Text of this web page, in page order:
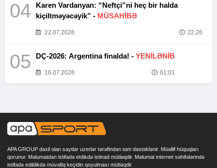
04
Karen Vardanyan: “Neftçi”ni heç bir halda
kiçiltməyəcəyik” - MÜSAHİBƏ
22.07.2026 22:26
05 DÇ-2026: Argentina finalda! - YENİLƏNİB
16.07.2026 01:01
APA GROUP daxil olan saytlar uzerlər tərəfindən tam dəstəklənir. Müəllif hüquqları
qorunur. Məlumatdan istifadə etdikdə istinad mütləqdir. Məlumat internet səhifələrində
istifadə edildikdə müvafiq keçidin qoyulması mütləqdir.